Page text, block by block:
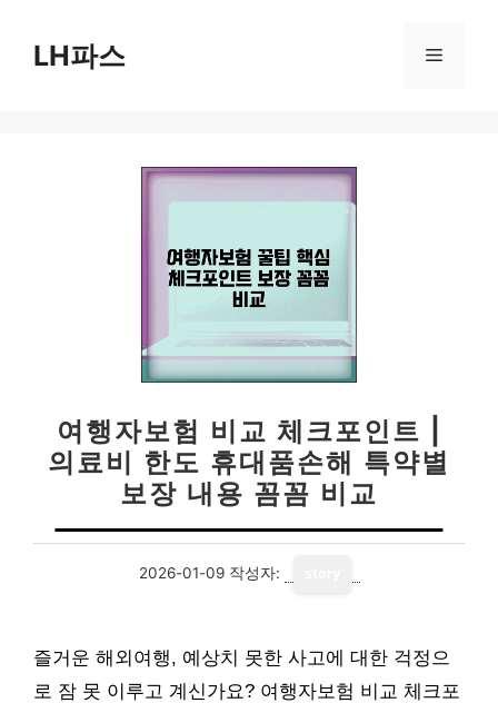
LH파스 메
여행자보험 비교 체크포인트 |
의료비 한도 휴대품손해 특약별
보장 내용 꼼꼼 비교
2026-01-09 작성자:
즐거운 해외여행, 예상치 못한 사고에 대한 걱정으
로 잠 못 이루고 계신가요? 여행자보험 비교 체크포